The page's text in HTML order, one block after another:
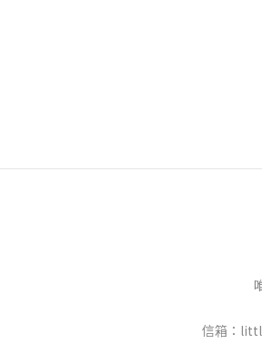
信箱：